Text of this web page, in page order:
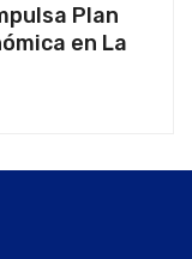
Plan
en La